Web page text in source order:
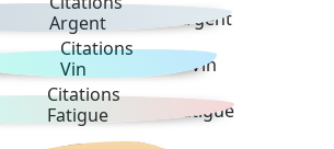
Argent
Citations
Vin
Citations
Fatigue